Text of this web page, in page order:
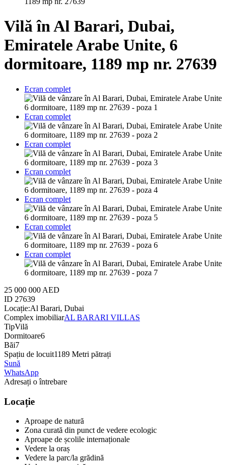
Vilă în Al Barari, Dubai,
Emiratele Arabe Unite, 6
dormitoare, 1189 mp nr. 27639
Ecran complet
Ecran complet
Ecran complet
Ecran complet
Ecran complet
Ecran complet
Ecran complet
25 000 000 AED
ID 27639
Locație:Al Barari, Dubai
Complex imobiliarAL BARARI VILLAS
TipVilă
Dormitoare6
Băi7
Spațiu de locuit1189 Metri pătrați
Sună
WhatsApp
Adresați o întrebare
Locație
Aproape de natură
Zona curată din punct de vedere ecologic
Aproape de școlile internaționale
Vedere la oraș
Vedere la parc/la grădină